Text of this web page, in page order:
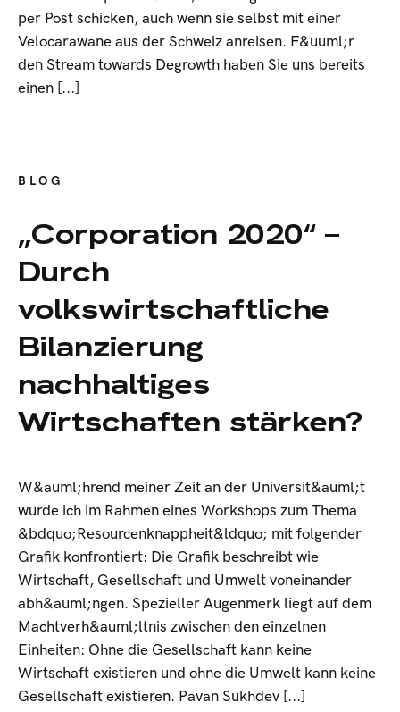
per Post schicken, auch wenn sie selbst mit einer
Velocarawane aus der Schweiz anreisen. F&uuml;r
den Stream towards Degrowth haben Sie uns bereits
einen [...]
BLOG
„Corporation 2020“ –
Durch
volkswirtschaftliche
Bilanzierung
nachhaltiges
Wirtschaften stärken?
W&auml;hrend meiner Zeit an der Universit&auml;t
wurde ich im Rahmen eines Workshops zum Thema
&bdquo;Resourcenknappheit&ldquo; mit folgender
Grafik konfrontiert: Die Grafik beschreibt wie
Wirtschaft, Gesellschaft und Umwelt voneinander
abh&auml;ngen. Spezieller Augenmerk liegt auf dem
Machtverh&auml;ltnis zwischen den einzelnen
Einheiten: Ohne die Gesellschaft kann keine
Wirtschaft existieren und ohne die Umwelt kann keine
Gesellschaft existieren. Pavan Sukhdev [...]